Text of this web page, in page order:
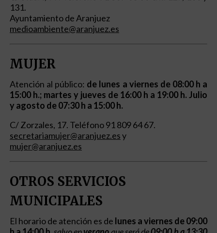
131.
Ayuntamiento de Aranjuez
medioambiente@aranjuez.es
MUJER
Atención al público: de lunes a viernes de 08:00 h a
15:00 h.; martes y jueves de 16:00 h a 19:00 h. Julio
y agosto de 07:30 h a 15:00 h.
C/ Zorzales, 17. Teléfono 91 809 64 67.
secretariamujer@aranjuez.esy
mujer@aranjuez.es
OTROS SERVICIOS
MUNICIPALES
El horario de atención es de lunes a viernes de 09:00